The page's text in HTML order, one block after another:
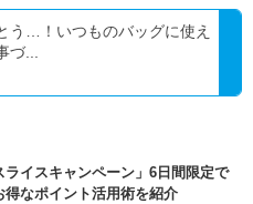
う…！いつものバッグに使え
...
ライスキャンペーン」6日間限定で
なポイント活用術を紹介